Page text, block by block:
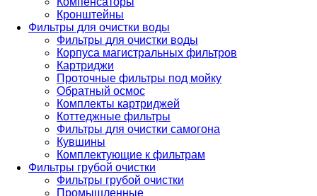
Кронштейны
Фильтры для очистки воды
Фильтры для очистки воды
Корпуса магистральных фильтров
Картриджи
Проточные фильтры под мойку
Обратный осмос
Комплекты картриджей
Коттеджные фильтры
Фильтры для очистки самогона
Кувшины
Комплектующие к фильтрам
Фильтры грубой очистки
Фильтры грубой очистки
Промышленные